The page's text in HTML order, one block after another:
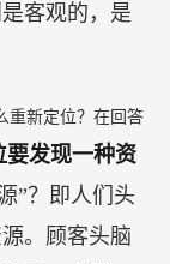
客观的，是
重新定位？在回答
要发现一种资
”？即人们头
。顾客头脑